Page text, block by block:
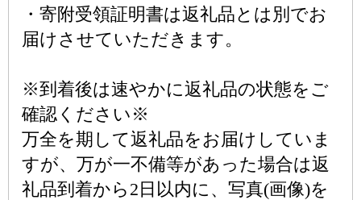
・寄附受領証明書は返礼品とは別でお
届けさせていただきます。
※到着後は速やかに返礼品の状態をご
確認ください※
万全を期して返礼品をお届けしていま
すが、万が一不備等があった場合は返
礼品到着から2日以内に、写真(画像)を